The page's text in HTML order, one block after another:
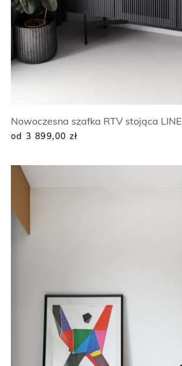
Nowoczesna szafka RTV stojąca LINE
od 3 899,00 zł